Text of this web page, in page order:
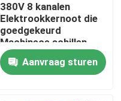
380V 8 kanalen
Elektrookkernoot die
goedgekeurd
Machinece schillen
Geschikt 1-2 Ton
Aanvraag sturen